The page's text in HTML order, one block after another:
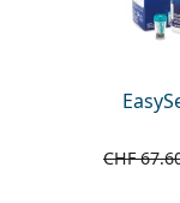
CHF